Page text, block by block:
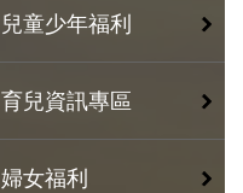
兒童少年福利
育兒資訊專區
婦女福利